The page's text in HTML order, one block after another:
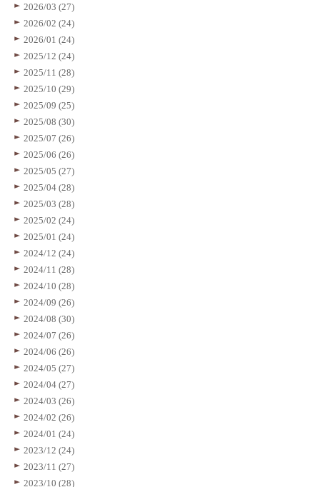
2026/03 (27)
2026/02 (24)
2026/01 (24)
2025/12 (24)
2025/11 (28)
2025/10 (29)
2025/09 (25)
2025/08 (30)
2025/07 (26)
2025/06 (26)
2025/05 (27)
2025/04 (28)
2025/03 (28)
2025/02 (24)
2025/01 (24)
2024/12 (24)
2024/11 (28)
2024/10 (28)
2024/09 (26)
2024/08 (30)
2024/07 (26)
2024/06 (26)
2024/05 (27)
2024/04 (27)
2024/03 (26)
2024/02 (26)
2024/01 (24)
2023/12 (24)
2023/11 (27)
2023/10 (28)